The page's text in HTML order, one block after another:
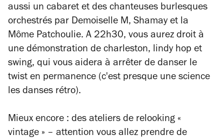
aussi un cabaret et des chanteuses burlesques
orchestrés par Demoiselle M, Shamay et la
Môme Patchoulie. A 22h30, vous aurez droit à
une démonstration de charleston, lindy hop et
swing, qui vous aidera à arrêter de danser le
twist en permanence (c'est presque une science
les danses rétro).
Mieux encore : des ateliers de relooking «
vintage » – attention vous allez prendre de